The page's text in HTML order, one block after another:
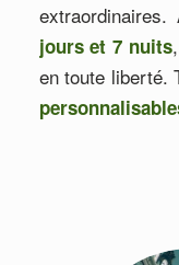
jours et 7 nuits
en toute liberté.